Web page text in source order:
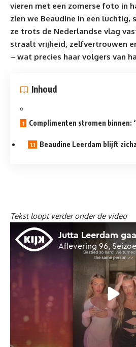
vieren met een zomerse foto in
zien we Beaudine in een
ze trots de Nederlandse vlag
straalt vrijheid, zelfvertrouwen
– wat precies haar volgers van
Inhoud
Complimenten stromen binnen:
Beaudine Leerdam blijft
Tekst loopt verder onder de video